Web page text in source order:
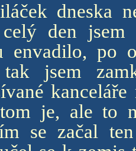
dneska
celý den
envadilo, po
tak jsem
je, ale to
se začal